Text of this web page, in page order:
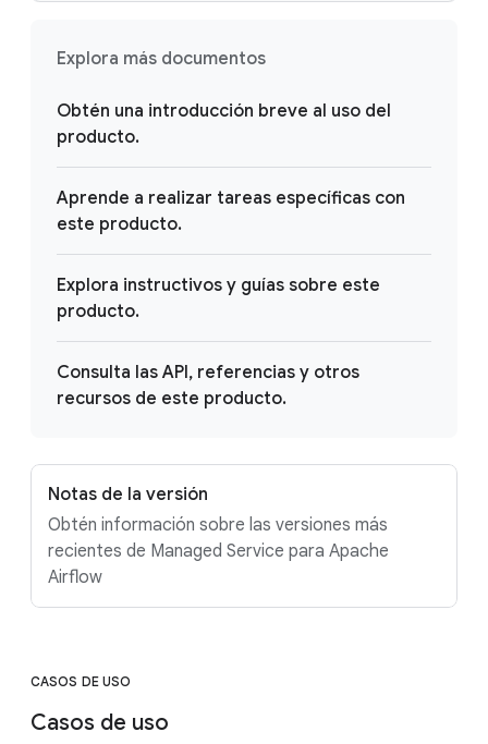
Explora más documentos
Obtén una introducción breve al uso del
producto.
Aprende a realizar tareas específicas con
este producto.
Explora instructivos y guías sobre este
producto.
Consulta las API, referencias y otros
recursos de este producto.
Notas de la versión
Obtén información sobre las versiones más
recientes de Managed Service para Apache
Airflow
CASOS DE USO
Casos de uso